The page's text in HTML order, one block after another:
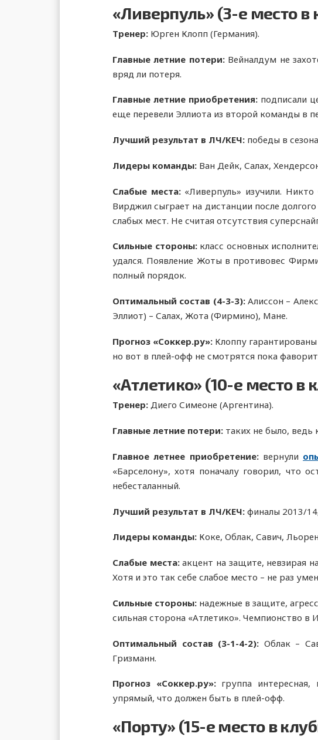
«Ливерпуль» (3-е место
Тренер: Юрген Клопп (Германия).
Главные летние потери: Вейналдум не
вряд ли потеря.
Главные летние приобретения: подписали
еще перевели Эллиота из второй команды в
Лучший результат в ЛЧ/КЕЧ: победы в
Лидеры команды: Ван Дейк, Салах,
Слабые места: «Ливерпуль» изучили.
Вирджил сыграет на дистанции после
слабых мест. Не считая отсутствия
Сильные стороны:класс основных
удался. Появление Жоты в противовес
полный порядок.
Оптимальный состав (4-3-3):Алиссон –
Эллиот) – Салах, Жота (Фирмино), Мане.
Прогноз «Соккер.ру»: Клоппу
но вот в плей-офф не смотрятся пока
«Атлетико» (10-е место
Тренер: Диего Симеоне (Аргентина).
Главные летние потери: таких не было, ведь
Главное летнее приобретение: вернули
«Барселону», хотя поначалу говорил, что
небесталанный.
Лучший результат в ЛЧ/КЕЧ: финалы 2013/
Лидеры команды: Коке, Облак, Савич,
Слабые места:акцент на защите, невзирая
Хотя и это так себе слабое место – не раз
Сильные стороны: надежные в защите,
сильная сторона «Атлетико». Чемпионство
Оптимальный состав (3-1-4-2): Облак –
Гризманн.
Прогноз «Соккер.ру»:группа интересная,
упрямый, что должен быть в плей-офф.
«Порту» (15-е место в